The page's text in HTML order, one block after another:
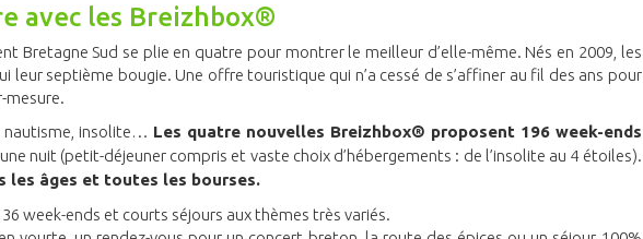
avec les Breizhbox®
Bretagne Sud se plie en quatre pour montrer le meilleur d’elle-même. Nés en 2009, les
leur septième bougie. Une offre touristique qui n’a cessé de s’affiner au fil des ans pour
mesure.
nautisme, insolite… Les quatre nouvelles Breizhbox® proposent 196 week-ends
une nuit (petit-déjeuner compris et vaste choix d’hébergements : de l’insolite au 4 étoiles).
les âges et toutes les bourses.
36 week-ends et courts séjours aux thèmes très variés.